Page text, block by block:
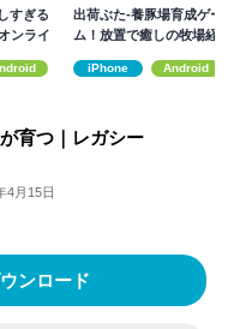
すぎる
ンライ
出荷ぶた-養豚場育成ゲー
ム！放置で癒しの牧場経
iPhone Android
育つ｜レガシー
4月15日
ンロード